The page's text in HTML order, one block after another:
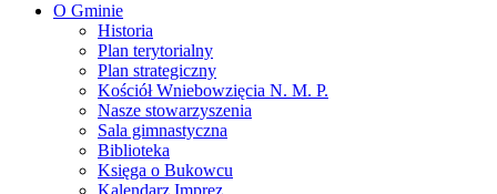
O Gminie
Historia
Plan terytorialny
Plan strategiczny
Kościół Wniebowzięcia N. M. P.
Nasze stowarzyszenia
Sala gimnastyczna
Biblioteka
Księga o Bukowcu
Kalendarz Imprez